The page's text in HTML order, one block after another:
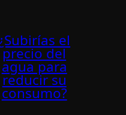
el
precio del
agua para
reducir su
consumo?